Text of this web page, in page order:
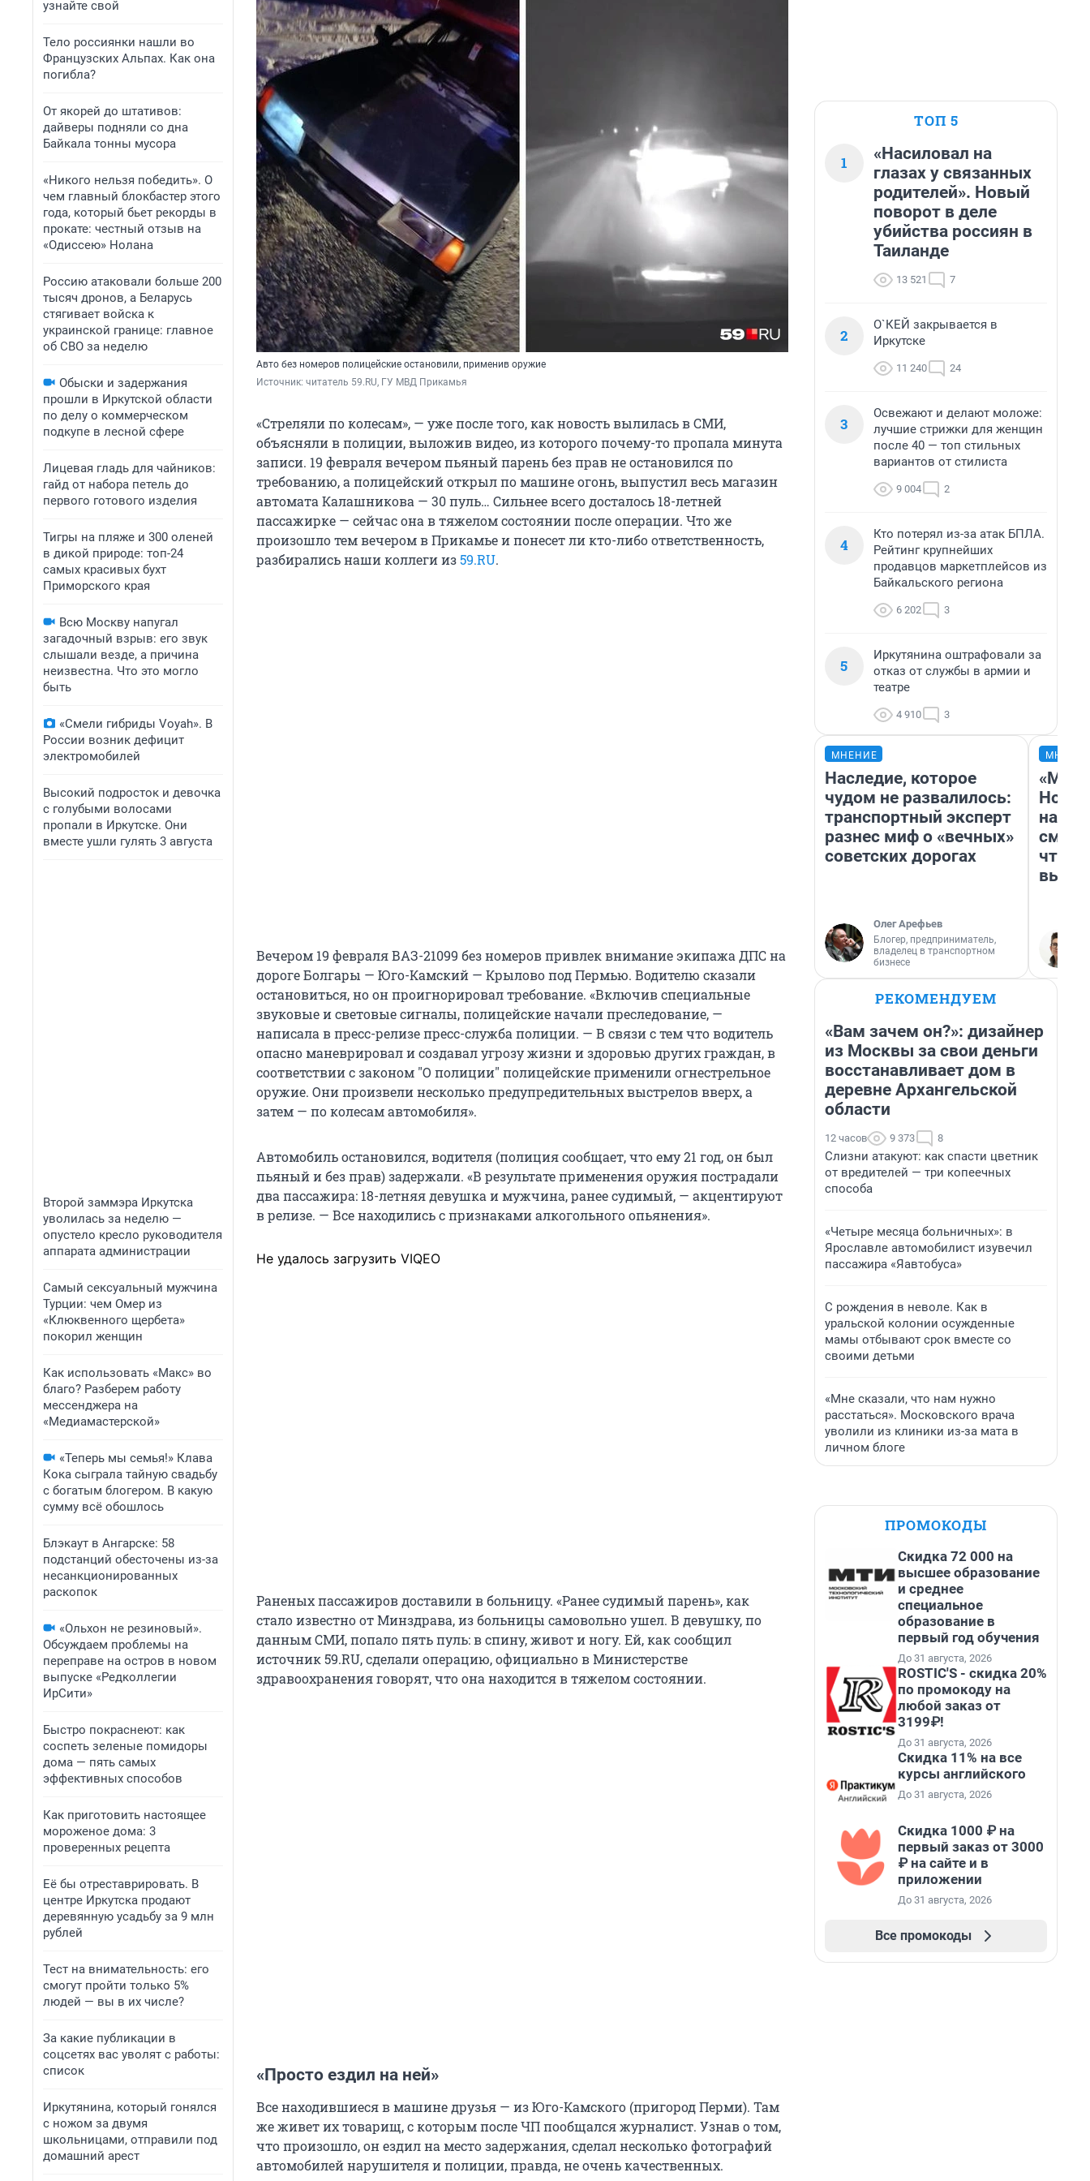
узнайте свой
Тело россиянки нашли во
Французских Альпах. Как она
погибла?
От якорей до штативов:
дайверы подняли со дна
Байкала тонны мусора
«Никого нельзя победить». О
чем главный блокбастер этого
года, который бьет рекорды в
прокате: честный отзыв на
«Одиссею» Нолана
Россию атаковали больше 200
тысяч дронов, а Беларусь
стягивает войска к
украинской границе: главное
об СВО за неделю
Обыски и задержания
прошли в Иркутской области
по делу о коммерческом
подкупе в лесной сфере
Лицевая гладь для чайников:
гайд от набора петель до
первого готового изделия
Тигры на пляже и 300 оленей
в дикой природе: топ-24
самых красивых бухт
Приморского края
Всю Москву напугал
загадочный взрыв: его звук
слышали везде, а причина
неизвестна. Что это могло
быть
«Смели гибриды Voyah». В
России возник дефицит
электромобилей
Высокий подросток и девочка
с голубыми волосами
пропали в Иркутске. Они
вместе ушли гулять 3 августа
Второй заммэра Иркутска
уволилась за неделю —
опустело кресло руководителя
аппарата администрации
Самый сексуальный мужчина
Турции: чем Омер из
«Клюквенного щербета»
покорил женщин
Как использовать «Макс» во
благо? Разберем работу
мессенджера на
«Медиамастерской»
«Теперь мы семья!» Клава
Кока сыграла тайную свадьбу
с богатым блогером. В какую
сумму всё обошлось
Блэкаут в Ангарске: 58
подстанций обесточены из-за
несанкционированных
раскопок
«Ольхон не резиновый».
Обсуждаем проблемы на
переправе на остров в новом
выпуске «Редколлегии
ИрСити»
Быстро покраснеют: как
соспеть зеленые помидоры
дома — пять самых
эффективных способов
Как приготовить настоящее
мороженое дома: 3
проверенных рецепта
Её бы отреставрировать. В
центре Иркутска продают
деревянную усадьбу за 9 млн
рублей
Тест на внимательность: его
смогут пройти только 5%
людей — вы в их числе?
За какие публикации в
соцсетях вас уволят с работы:
список
Иркутянина, который гонялся
с ножом за двумя
школьницами, отправили под
домашний арест
Авто без номеров полицейские остановили, применив оружие
Источник: читатель 59.RU, ГУ МВД Прикамья
«Стреляли по колесам», — уже после того, как новость вылилась в СМИ,
объясняли в полиции, выложив видео, из которого почему-то пропала минута
записи. 19 февраля вечером пьяный парень без прав не остановился по
требованию, а полицейский открыл по машине огонь, выпустил весь магазин
автомата Калашникова — 30 пуль… Сильнее всего досталось 18-летней
пассажирке — сейчас она в тяжелом состоянии после операции. Что же
произошло тем вечером в Прикамье и понесет ли кто-либо ответственность,
разбирались наши коллеги из59.RU.
Вечером 19 февраля ВАЗ-21099 без номеров привлек внимание экипажа ДПС на
дороге Болгары — Юго-Камский — Крылово под Пермью. Водителю сказали
остановиться, но он проигнорировал требование. «Включив специальные
звуковые и световые сигналы, полицейские начали преследование, —
написала в пресс-релизе пресс-служба полиции. — В связи с тем что водитель
опасно маневрировал и создавал угрозу жизни и здоровью других граждан, в
соответствии с законом "О полиции" полицейские применили огнестрельное
оружие. Они произвели несколько предупредительных выстрелов вверх, а
затем — по колесам автомобиля».
Автомобиль остановился, водителя (полиция сообщает, что ему 21 год, он был
пьяный и без прав) задержали. «В результате применения оружия пострадали
два пассажира: 18-летняя девушка и мужчина, ранее судимый, — акцентируют
в релизе. — Все находились с признаками алкогольного опьянения».
Не удалось загрузить VIQEO
Раненых пассажиров доставили в больницу. «Ранее судимый парень», как
стало известно от Минздрава, из больницы самовольно ушел. В девушку, по
данным СМИ, попало пять пуль: в спину, живот и ногу. Ей, как сообщил
источник 59.RU, сделали операцию, официально в Министерстве
здравоохранения говорят, что она находится в тяжелом состоянии.
«Просто ездил на ней»
Все находившиеся в машине друзья — из Юго-Камского (пригород Перми). Там
же живет их товарищ, с которым после ЧП пообщался журналист. Узнав о том,
что произошло, он ездил на место задержания, сделал несколько фотографий
автомобилей нарушителя и полиции, правда, не очень качественных.
ТОП 5
1
«Насиловал на
глазах у связанных
родителей». Новый
поворот в деле
убийства россиян в
Таиланде
13 521 7
2
О`КЕЙ закрывается в
Иркутске
11 240 24
3
Освежают и делают моложе:
лучшие стрижки для женщин
после 40 — топ стильных
вариантов от стилиста
9 004 2
4
Кто потерял из-за атак БПЛА.
Рейтинг крупнейших
продавцов маркетплейсов из
Байкальского региона
6 202 3
5
Иркутянина оштрафовали за
отказ от службы в армии и
театре
4 910 3
МНЕНИЕ
Наследие, которое
чудом не развалилось:
транспортный эксперт
разнес миф о «вечных»
советских дорогах
Олег Арефьев
Блогер, предприниматель,
владелец в транспортном
бизнесе
«Мы
РЕКОМЕНДУЕМ
«Вам зачем он?»: дизайнер
из Москвы за свои деньги
восстанавливает дом в
деревне Архангельской
области
12 часов 9 373 8
Слизни атакуют: как спасти цветник
от вредителей — три копеечных
способа
«Четыре месяца больничных»: в
Ярославле автомобилист изувечил
пассажира «Яавтобуса»
С рождения в неволе. Как в
уральской колонии осужденные
мамы отбывают срок вместе со
своими детьми
«Мне сказали, что нам нужно
расстаться». Московского врача
уволили из клиники из-за мата в
личном блоге
ПРОМОКОДЫ
Скидка 72 000 на
высшее образование
и среднее
специальное
образование в
первый год обучения
До 31 августа, 2026
ROSTIC'S - скидка 20%
по промокоду на
любой заказ от
3199₽!
До 31 августа, 2026
Скидка 11% на все
курсы английского
До 31 августа, 2026
Скидка 1000 ₽ на
первый заказ от 3000
₽ на сайте и в
приложении
До 31 августа, 2026
Все промокоды